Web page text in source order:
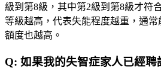
級到第8級，其中第2級到第8級才符
等級越高，代表失能程度越重，通
額度也越高。
Q: 如果我的失智症家人已經